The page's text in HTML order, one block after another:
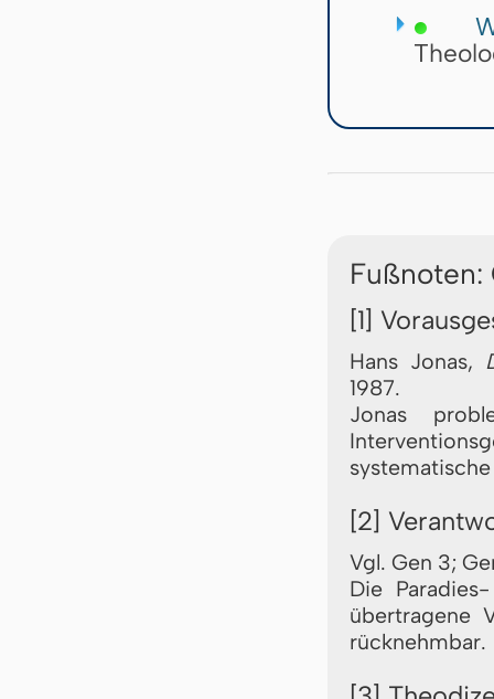
[1]
Hans Jonas,
1987.
Jonas
[2]
Vgl. Gen 3;
Die
übertragene
rücknehmbar.